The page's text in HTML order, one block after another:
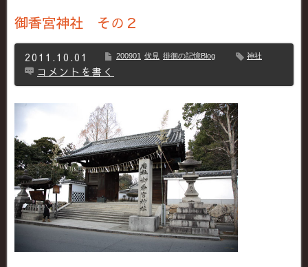
御香宮神社 その２
2011.10.01 200901 伏見 徘徊の記憶Blog 神社
コメントを書く